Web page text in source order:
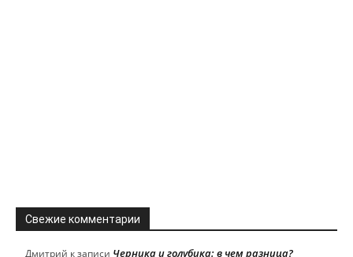
Свежие комментарии
Дмитрий к записи Черника и голубика: в чем разница?